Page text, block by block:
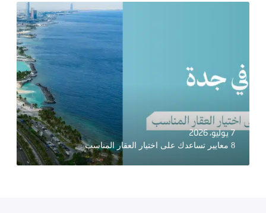
7 يوليو، 2026
8 معايير تساعدك على اختيار العقار المناسب